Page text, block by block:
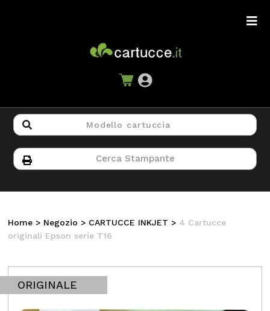
Home > Negozio > CARTUCCE INKJET > 4 Cartucce
originali Epson serie T16
ORIGINALE